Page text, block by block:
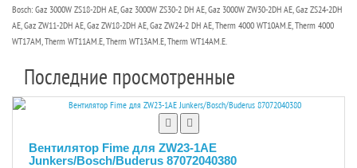
Bosch: Gaz 3000W ZS18-2DH AE, Gaz 3000W ZS30-2 DH AE, Gaz 3000W ZW30-2DH AE, Gaz ZS24-2DH
AE, Gaz ZW11-2DH AE, Gaz ZW18-2DH AE, Gaz ZW24-2 DH AE, Therm 4000 WT10AM.E, Therm 4000
WT17AM, Therm WT11AM.E, Therm WT13AM.E, Therm WT14AM.E.
Последние просмотренные
Вентилятор Fime для ZW23-1AE
Junkers/Bosch/Buderus 87072040380